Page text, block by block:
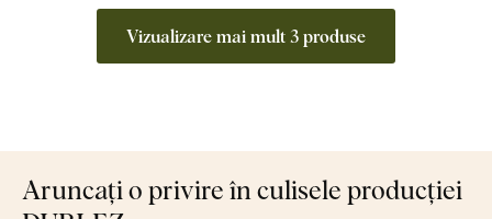
Vizualizare mai mult 3 produse
Aruncați o privire în culisele producției